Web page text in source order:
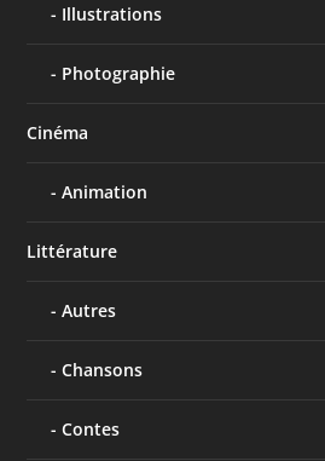
Illustrations
Photographie
Cinéma
Animation
Littérature
Autres
Chansons
Contes